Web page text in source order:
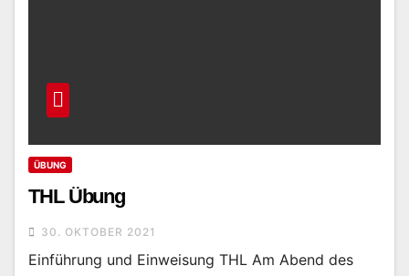
ÜBUNG
THL Übung
30. OKTOBER 2021
Einführung und Einweisung THL Am Abend des